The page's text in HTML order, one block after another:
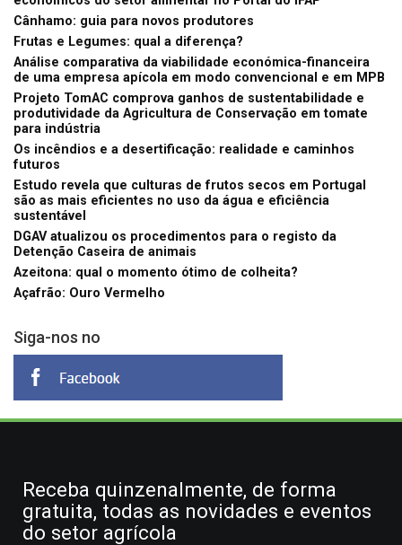
Cânhamo: guia para novos produtores
Frutas e Legumes: qual a diferença?
Análise comparativa da viabilidade económica-financeira
de uma empresa apícola em modo convencional e em MPB
Projeto TomAC comprova ganhos de sustentabilidade e
produtividade da Agricultura de Conservação em tomate
para indústria
Os incêndios e a desertificação: realidade e caminhos
futuros
Estudo revela que culturas de frutos secos em Portugal
são as mais eficientes no uso da água e eficiência
sustentável
DGAV atualizou os procedimentos para o registo da
Detenção Caseira de animais
Azeitona: qual o momento ótimo de colheita?
Açafrão: Ouro Vermelho
Siga-nos no
Receba quinzenalmente, de forma
gratuita, todas as novidades e eventos
do setor agrícola